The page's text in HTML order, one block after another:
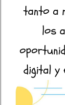
tanto a
los
digital y